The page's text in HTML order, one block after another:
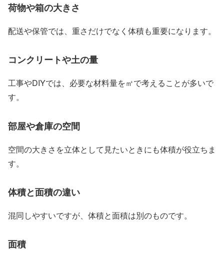
荷物や箱の大きさ
配送や保管では、重さだけでなく体積も重要になります。
コンクリートや土の量
工事やDIYでは、必要な材料量を㎥で考えることが多いで
す。
部屋や倉庫の空間
空間の大きさを立体として見たいときにも体積が役立ちま
す。
体積と面積の違い
混同しやすいですが、体積と面積は別のものです。
面積